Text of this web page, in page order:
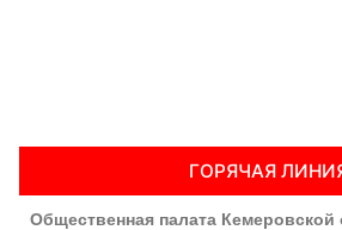
Положения
Соглашения
ГОРЯЧАЯ
Общественная палата Кемеровской